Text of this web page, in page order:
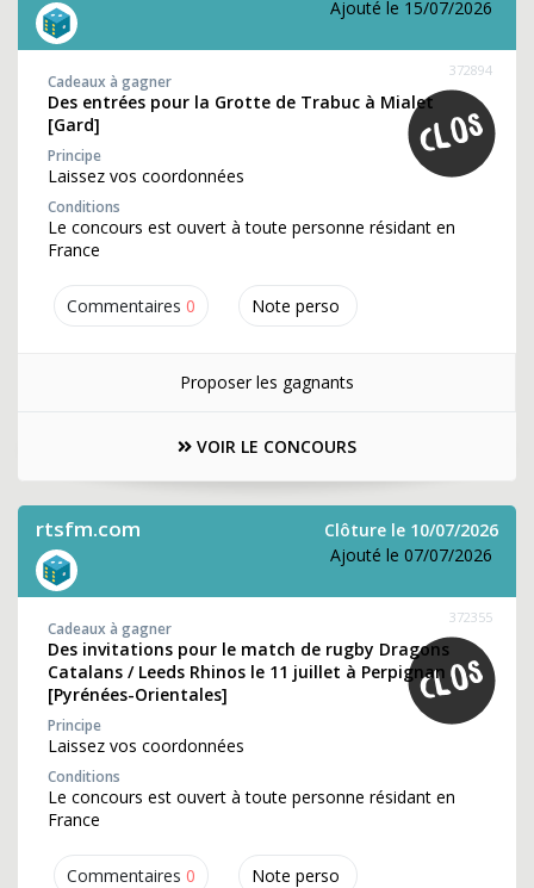
Ajouté le 15/07/2026
Commentaires 0 Note perso
372894
Cadeaux à gagner
Des entrées pour la Grotte de Trabuc à Mialet
[Gard]
Principe
Laissez vos coordonnées
Conditions
Le concours est ouvert à toute personne résidant en
France
Proposer les gagnants
VOIR LE CONCOURS
rtsfm.com
Clôture le 10/07/2026
Ajouté le 07/07/2026
Commentaires 0 Note perso
372355
Cadeaux à gagner
Des invitations pour le match de rugby Dragons
Catalans / Leeds Rhinos le 11 juillet à Perpignan
[Pyrénées-Orientales]
Principe
Laissez vos coordonnées
Conditions
Le concours est ouvert à toute personne résidant en
France